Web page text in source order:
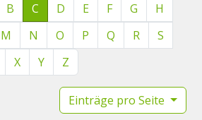
B C D E F G
H
M N O P Q R
S
X Y Z
Einträge pro Seite